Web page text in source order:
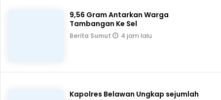
9,56 Gram Antarkan Warga
Tambangan Ke Sel
Berita Sumut 4 jam lalu
Kapolres Belawan Ungkap sejumlah